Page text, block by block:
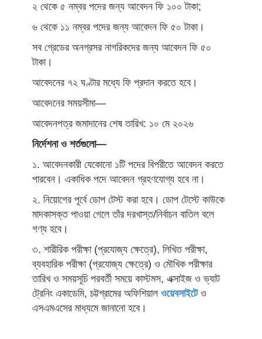
২ থেকে ৫ নম্বর পদের জন্য আবেদন ফি ১০০ টাকা;
৬ থেকে ১১ নম্বর পদের জন্য আবেদন ফি ৫০ টাকা।
সব গ্রেডের অনগ্রসর নাগরিকদের জন্য আবেদন ফি ৫০
টাকা।
আবেদনের ৭২ ঘণ্টার মধ্যে ফি প্রদান করতে হবে।
আবেদনের সময়সীমা—
আবেদনপত্র জমাদানের শেষ তারিখ: ১০ মে ২০২৬
নির্দেশনা ও শর্তগুলো—
১. আবেদনকারী যেকোনো ১টি পদের বিপরীতে আবেদন করতে
পারবেন। একাধিক পদে আবেদন গ্রহণযোগ্য হবে না।
২. নিয়োগের পূর্বে ডোপ টেস্ট করা হবে। ডোপ টেস্টে কাউকে
মাদকাসক্ত পাওয়া গেলে তাঁর দরখাস্ত/নির্বাচন বাতিল বলে
গণ্য হবে।
৩. শারীরিক পরীক্ষা (প্রযোজ্য ক্ষেত্রে), লিখিত পরীক্ষা,
ব্যবহারিক পরীক্ষা (প্রযোজ্য ক্ষেত্রে) ও মৌখিক পরীক্ষার
তারিখ ও সময়সূচি পরবর্তী সময়ে কাস্টমস, এক্সাইজ ও ভ্যাট
ট্রেনিং একাডেমি, চট্টগ্রামের অফিশিয়াল ওয়েবসাইটে ও
এসএমএসের মাধ্যমে জানানো হবে।